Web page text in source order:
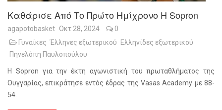
Καθάρισε Από Το Πρώτο Ημίχρονο Η Sopron
agapotobasket Οκτ 28, 2024
0
Γυναίκες Έλληνες εξωτερικού
Ελληνίδες εξωτερικού
Πηνελόπη Παυλοπούλου
Η Sopron για την έκτη αγωνιστική του πρωταθλήματος της
Ουγγαρίας, επικράτησε εντός έδρας της Vasas Academy με 88-
54.